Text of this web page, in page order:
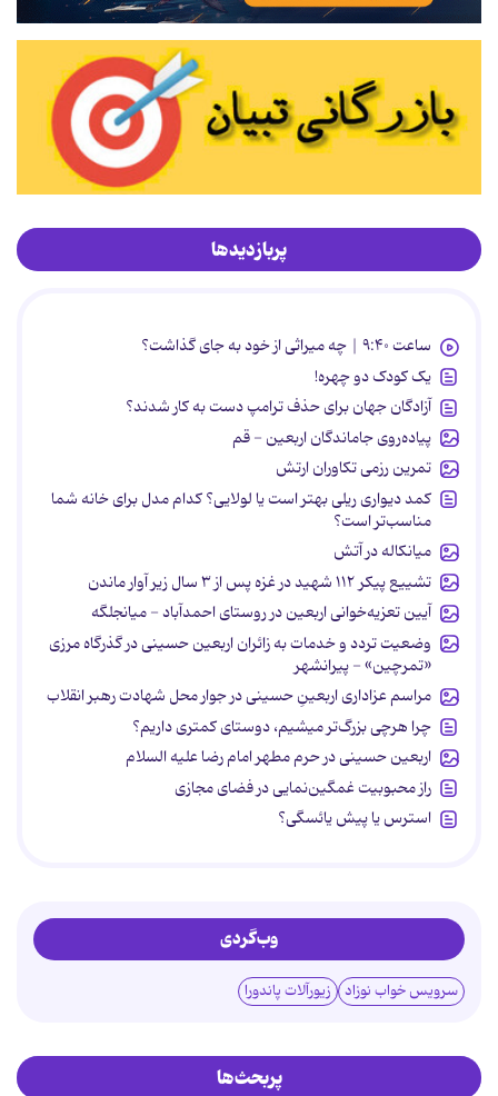
پربازدیدها
ساعت ۹:۴۰ | چه میراثی از خود به جای گذاشت؟
یک کودک دو چهره!
آزادگان جهان برای حذف ترامپ دست به کار شدند؟
پیاده‌روی جاماندگان اربعین - قم
تمرین رزمی تکاوران ارتش
کمد دیواری ریلی بهتر است یا لولایی؟ کدام مدل برای خانه شما
مناسب‌تر است؟
میانکاله در آتش
تشییع پیکر ۱۱۲ شهید در غزه پس از ۳ سال زیر آوار ماندن
آیین تعزیه‌خوانی اربعین در روستای احمدآباد - میانجلگه
وضعیت تردد و خدمات به زائران اربعین حسینی در گذرگاه مرزی
«تمرچین» - پیرانشهر
مراسم عزاداری اربعینِ حسینی در جوار محل شهادت رهبر انقلاب
چرا هرچی بزرگ‌تر میشیم، دوستای کمتری داریم؟
اربعین حسینی در حرم مطهر امام رضا علیه السلام
راز محبوبیت غمگین‌نمایی در فضای مجازی
استرس یا پیش یائسگی؟
وب‌گردی
سرویس خواب نوزاد زیورآلات پاندورا
پربحث‌ها